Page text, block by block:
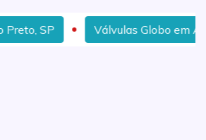
SP Válvulas Globo em